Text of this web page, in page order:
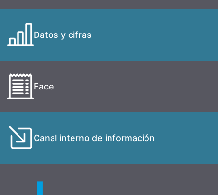
Datos y cifras
Face
Canal interno de información